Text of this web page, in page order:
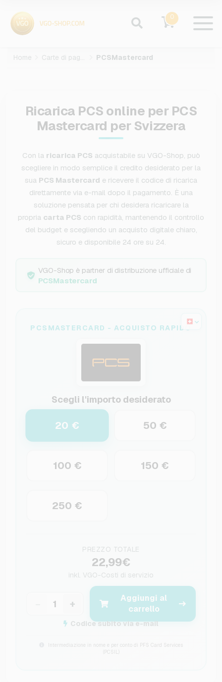
0
Home Carte di pagamento PCSMastercard
Ricarica PCS online per PCS
Mastercard per Svizzera
Con la ricarica PCS acquistabile su VGO-Shop, può
scegliere in modo semplice il credito desiderato per la
sua PCS Mastercard e ricevere il codice di ricarica
direttamente via e-mail dopo il pagamento. È una
soluzione pensata per chi desidera ricaricare la
propria carta PCS con rapidità, mantenendo il controllo
del budget e scegliendo un acquisto digitale chiaro,
sicuro e disponibile 24 ore su 24.
VGO-Shop è partner di distribuzione ufficiale di
PCSMastercard
PCSMASTERCARD - ACQUISTO RAPIDO
Scegli l'importo desiderato
20 € 50 €
100 € 150 €
250 €
PREZZO TOTALE
22,99€
inkl. VGO-Costi di servizio
+
Aggiungi al
carrello
Codice subito via e-mail
Intermediazione in nome e per conto di PFS Card Services
(PCSIL)